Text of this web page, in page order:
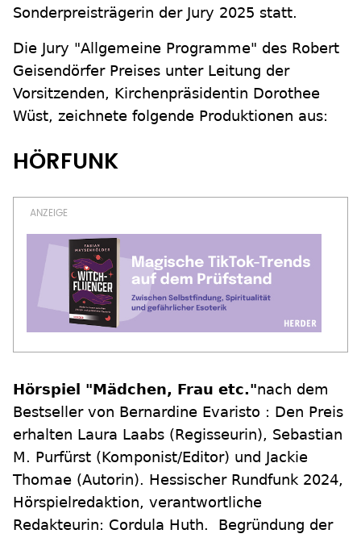
Sonderpreisträgerin der Jury 2025 statt.
Die Jury "Allgemeine Programme" des Robert
Geisendörfer Preises unter Leitung der
Vorsitzenden, Kirchenpräsidentin Dorothee
Wüst, zeichnete folgende Produktionen aus:
HÖRFUNK
Hörspiel "Mädchen, Frau etc."nach dem
Bestseller von Bernardine Evaristo : Den Preis
erhalten Laura Laabs (Regisseurin), Sebastian
M. Purfürst (Komponist/Editor) und Jackie
Thomae (Autorin). Hessischer Rundfunk 2024,
Hörspielredaktion, verantwortliche
Redakteurin: Cordula Huth. Begründung der